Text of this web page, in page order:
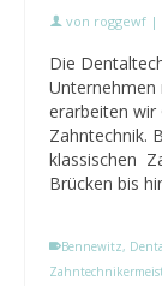
von roggewf |
Die
Unternehmen
erarbeiten
Zahntechnik.
klassischen
Brücken bis
Bennewitz,